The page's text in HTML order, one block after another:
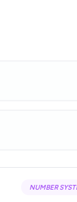
NUMBER